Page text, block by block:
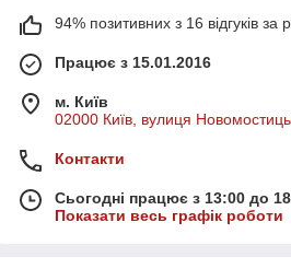
94% позитивних з 16 відгуків за
Працює з 15.01.2016
м. Київ
02000 Київ, вулиця
Контакти
Сьогодні працює з 13:00 до
Показати весь графік роботи